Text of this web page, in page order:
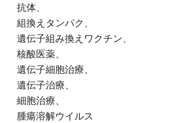
抗体、
組換えタンパク、
遺伝子組み換えワクチン、
核酸医薬、
遺伝子細胞治療、
遺伝子治療、
細胞治療、
腫瘍溶解ウイルス